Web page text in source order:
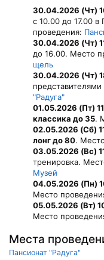
30.04.2026 (Чт)
с 10.00 до 17.00 в
проведения:
30.04.2026 (Чт)
до 16.00. Место
щель
30.04.2026 (Чт)
"Радуга"
01.05.2026 (Пт)
классика до 35.
02.05.2026 (Сб)
лонг до 80.
03.05.2026 (Вс)
тренировка.
Музей
04.05.2026 (Пн)
Место
05.05.2026 (Вт)
Место
Места
Пансионат "Радуга"